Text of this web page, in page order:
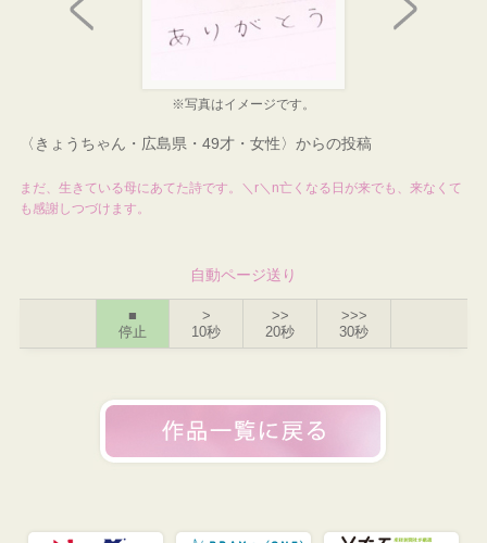
※写真はイメージです。
〈きょうちゃん・広島県・49才・女性〉からの投稿
まだ、生きている母にあてた詩です。＼r＼n亡くなる日が来でも、来なくて
も感謝しつづけます。
自動ページ送り
■
停止
>
10秒
>>
20秒
>>>
30秒